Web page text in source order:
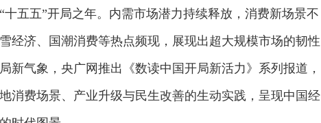
十五五”开局之年。内需市场潜力持续释放，消费新场景不
经济、国潮消费等热点频现，展现出超大规模市场的韧性
新气象，央广网推出《数读中国开局新活力》系列报道，
消费场景、产业升级与民生改善的生动实践，呈现中国经